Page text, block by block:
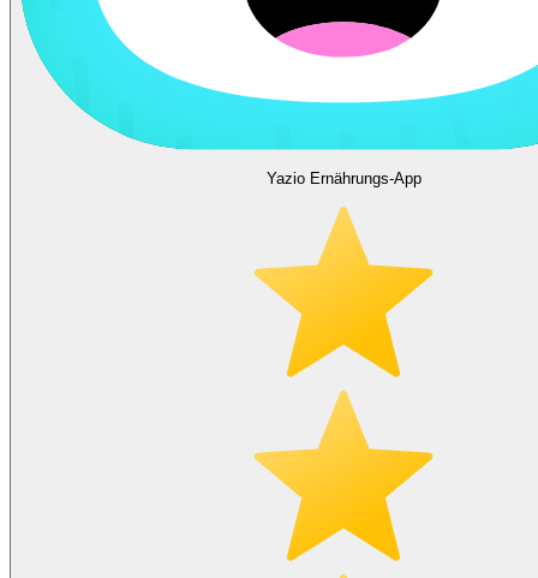
Yazio Ernährungs-App